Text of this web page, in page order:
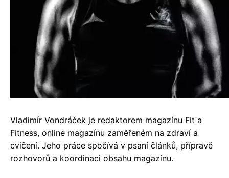
Vladimír Vondráček je redaktorem magazínu Fit a
Fitness, online magazínu zaměřeném na zdraví a
cvičení. Jeho práce spočívá v psaní článků, přípravě
rozhovorů a koordinaci obsahu magazínu.